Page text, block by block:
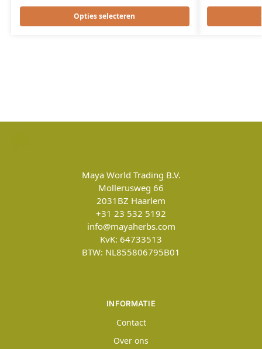
Opties selecteren
Maya World Trading B.V.
Mollerusweg 66
2031BZ Haarlem
+31 23 532 5192
info@mayaherbs.com
KvK: 64733513
BTW: NL855806795B01
INFORMATIE
Contact
Over ons